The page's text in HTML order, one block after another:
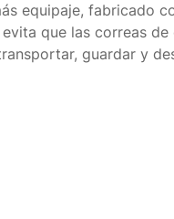
equipaje,
que las correas
guardar y